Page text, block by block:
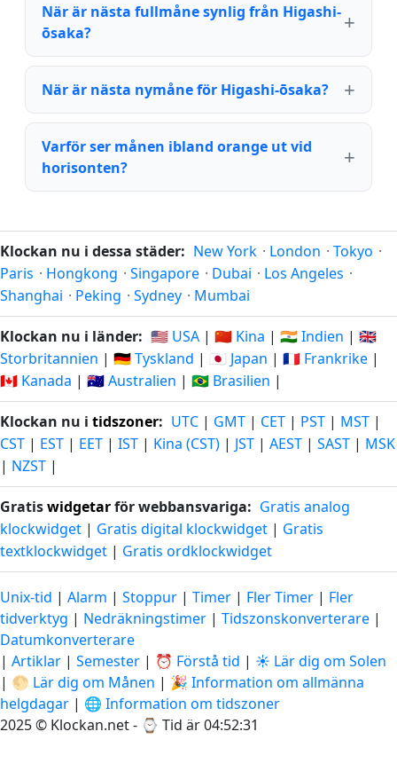
När är nästa fullmåne synlig från Higashi-
ōsaka?
När är nästa nymåne för Higashi-ōsaka?
Varför ser månen ibland orange ut vid
horisonten?
Klockan nu i dessa städer: New York · London · Tokyo ·
Paris · Hongkong · Singapore · Dubai · Los Angeles ·
Shanghai · Peking · Sydney · Mumbai
Klockan nu i länder: 🇺🇸 USA | 🇨🇳 Kina | 🇮🇳 Indien | 🇬🇧
Storbritannien | 🇩🇪 Tyskland | 🇯🇵 Japan | 🇫🇷 Frankrike |
🇨🇦 Kanada | 🇦🇺 Australien | 🇧🇷 Brasilien |
Klockan nu i tidszoner: UTC | GMT | CET | PST | MST |
CST | EST | EET | IST | Kina (CST) | JST | AEST | SAST | MSK
| NZST |
Gratiswidgetarför webbansvariga: Gratis analog
klockwidget | Gratis digital klockwidget | Gratis
textklockwidget | Gratis ordklockwidget
Unix-tid | Alarm | Stoppur | Timer | Fler Timer | Fler
tidverktyg | Nedräkningstimer | Tidszonskonverterare |
Datumkonverterare
| Artiklar | Semester | ⏰ Förstå tid | ☀️ Lär dig om Solen
| 🌕 Lär dig om Månen | 🎉 Information om allmänna
helgdagar | 🌐 Information om tidszoner
2025 © Klockan.net - ⌚ Tid är 04:52:32